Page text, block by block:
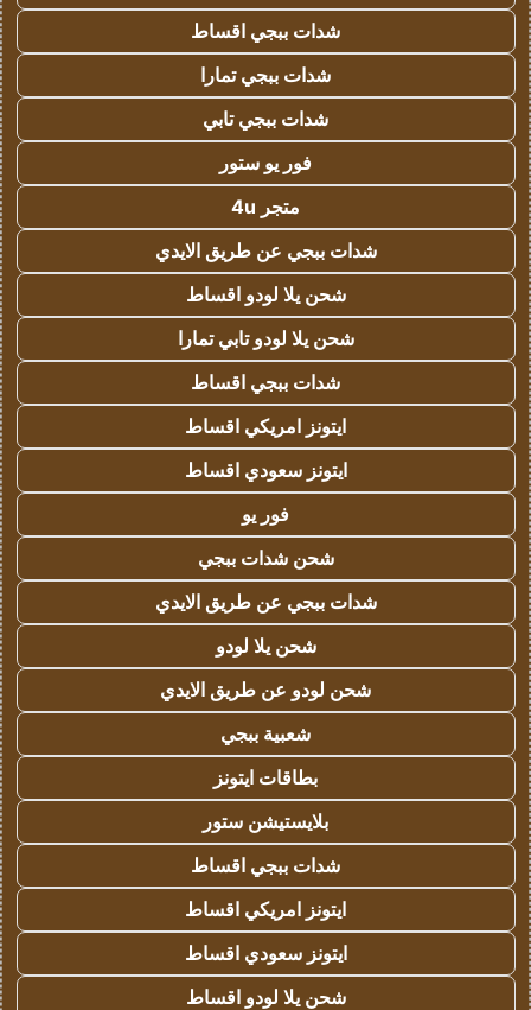
شدات ببجي اقساط
شدات ببجي تمارا
شدات ببجي تابي
فور يو ستور
متجر 4u
شدات ببجي عن طريق الايدي
شحن يلا لودو اقساط
شحن يلا لودو تابي تمارا
شدات ببجي اقساط
ايتونز امريكي اقساط
ايتونز سعودي اقساط
فور يو
شحن شدات ببجي
شدات ببجي عن طريق الايدي
شحن يلا لودو
شحن لودو عن طريق الايدي
شعبية ببجي
بطاقات ايتونز
بلايستيشن ستور
شدات ببجي اقساط
ايتونز امريكي اقساط
ايتونز سعودي اقساط
شحن يلا لودو اقساط